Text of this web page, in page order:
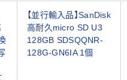
【並行輸入品】SanDisk
高耐久micro SD U3
128GB SDSQQNR-
128G-GN6IA 1個